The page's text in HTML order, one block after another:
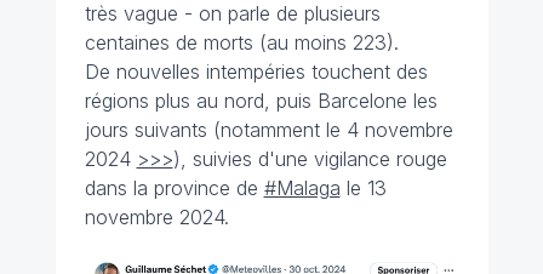
très vague - on parle de plusieurs
centaines de morts (au moins 223).
De nouvelles intempéries touchent des
régions plus au nord, puis Barcelone les
jours suivants (notamment le 4 novembre
2024 >>>), suivies d'une vigilance rouge
dans la province de #Malaga le 13
novembre 2024.